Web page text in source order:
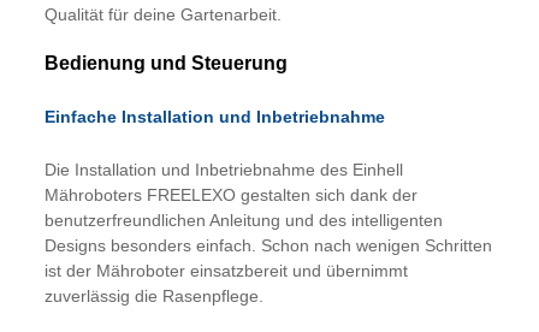
Qualität für deine Gartenarbeit.
Bedienung und Steuerung
Einfache Installation und Inbetriebnahme
Die Installation und Inbetriebnahme des Einhell
Mähroboters FREELEXO gestalten sich dank der
benutzerfreundlichen Anleitung und des intelligenten
Designs besonders einfach. Schon nach wenigen Schritten
ist der Mähroboter einsatzbereit und übernimmt
zuverlässig die Rasenpflege.